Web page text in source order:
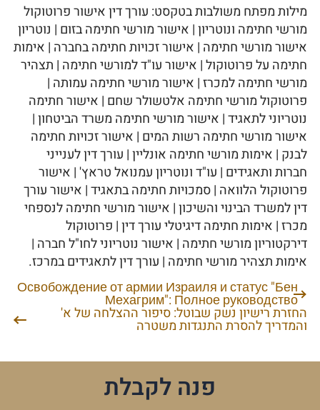
מילות מפתח משולבות בטקסט: עורך דין אישור פרוטוקול
מורשי חתימה ונוטריון | אישור מורשי חתימה בזום | נוטריון
אישור מורשי חתימה | אישור זכויות חתימה בחברה | אימות
חתימה על פרוטוקול | אישור עו"ד למורשי חתימה | תצהיר
מורשי חתימה למכרז | אישור מורשי חתימה עמותה |
פרוטוקול מורשי חתימה אלטשולר שחם | אישור חתימה
נוטריוני לתאגיד | אישור מורשי חתימה משרד הביטחון |
אישור מורשי חתימה רשות המים | אישור זכויות חתימה
לבנק | אימות מורשי חתימה אונליין | עורך דין לענייני
חברות ותאגידים | עו"ד ונוטריון עמנואל טראץ' | אישור
פרוטוקול הלוואה | סמכויות חתימה בתאגיד | אישור עורך
דין למשרד הבינוי והשיכון | אישור מורשי חתימה לנספחי
מכרז | אימות חתימה דיגיטלי עורך דין | פרוטוקול
דירקטוריון מורשי חתימה | אישור נוטריוני לחו"ל חברה |
אימות תצהיר מורשי חתימה | עורך דין לתאגידים במרכז.
ניווט
Освобождение от армии Израиля и статус "Бен
Мехагрим": Полное руководство
החזרת רישיון נשק שבוטל: סיפור ההצלחה של א'
והמדריך להסרת התנגדות משטרה
פנה לקבלת